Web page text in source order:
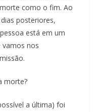
como o fim. Ao
posteriores,
está em um
vamos nos
morte?
a última) foi